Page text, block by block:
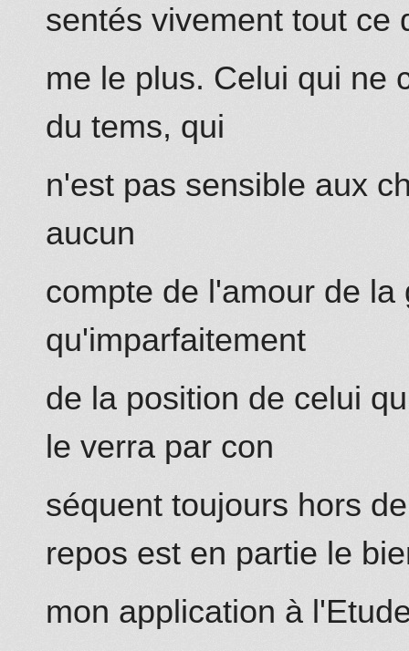
sentés vivement tout ce
me le plus. Celui qui ne
du tems, qui
n'est pas sensible aux
aucun
compte de l'amour de la
qu'imparfaitement
de la position de celui
le verra par con
séquent toujours hors
repos est en partie le
mon application à